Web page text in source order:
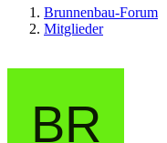
Brunnenbau-Forum
Mitglieder